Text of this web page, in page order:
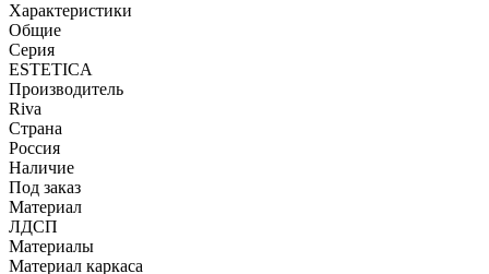
Характеристики
Общие
Серия
ESTETICA
Производитель
Riva
Страна
Россия
Наличие
Под заказ
Материал
ЛДСП
Материалы
Материал каркаса